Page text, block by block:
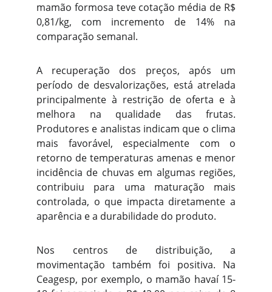
mamão formosa teve cotação média de R$
0,81/kg, com incremento de 14% na
comparação semanal.
A recuperação dos preços, após um
período de desvalorizações, está atrelada
principalmente à restrição de oferta e à
melhora na qualidade das frutas.
Produtores e analistas indicam que o clima
mais favorável, especialmente com o
retorno de temperaturas amenas e menor
incidência de chuvas em algumas regiões,
contribuiu para uma maturação mais
controlada, o que impacta diretamente a
aparência e a durabilidade do produto.
Nos centros de distribuição, a
movimentação também foi positiva. Na
Ceagesp, por exemplo, o mamão havaí 15-